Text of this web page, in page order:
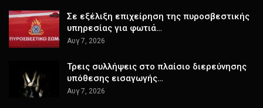
Σε εξέλιξη επιχείρηση της πυροσβεστικής
υπηρεσίας για φωτιά…
Αυγ 7, 2026
Τρεις συλλήψεις στο πλαίσιο διερεύνησης
υπόθεσης εισαγωγής…
Αυγ 7, 2026